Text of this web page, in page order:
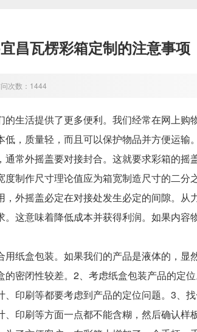
昌瓦楞彩箱定制的注意事项
次数：1444
生活提供了更多便利。我们经常在网上购
，质量轻，而且可以保护物品并方便运输。
常外摇盖要对接封合。这就要求彩箱的摇
制作尺寸理论值应为箱宽制造尺寸的二
，外摇盖必定在对接处发生必定的间隙。
。这意味着降低成本并获得利润。如果内
纸盒包装。如果我们的产品是液体的，显
密闭性较差。2、考虑纸盒包装产品的定
、印刷等都要考虑到产品的定位问题。3、
印刷等方面一点都不能含糊，然后确认样